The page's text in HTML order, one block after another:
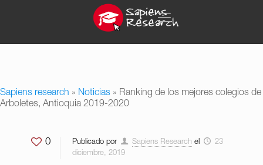
Sapiens research » Noticias » Ranking de los mejores colegios de
Arboletes, Antioquia 2019-2020
0 Publicado por Sapiens Research el
23
diciembre, 2019